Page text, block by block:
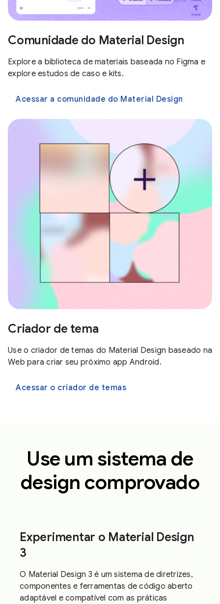
Comunidade do Material Design
Explore a biblioteca de materiais baseada no Figma e
explore estudos de caso e kits.
Acessar a comunidade do Material Design
Criador de tema
Use o criador de temas do Material Design baseado na
Web para criar seu próximo app Android.
Acessar o criador de temas
Use um sistema de
design comprovado
Experimentar o Material Design
3
O Material Design 3 é um sistema de diretrizes,
componentes e ferramentas de código aberto
adaptável e compatível com as práticas